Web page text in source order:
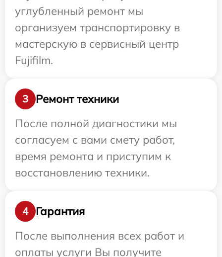
углубленный ремонт мы
организуем транспортировку в
мастерскую в сервисный центр
Fujifilm.
3
Ремонт техники
После полной диагностики мы
согласуем с вами смету работ,
время ремонта и приступим к
восстановлению техники.
4
Гарантия
После выполнения всех работ и
оплаты услуги Вы получите